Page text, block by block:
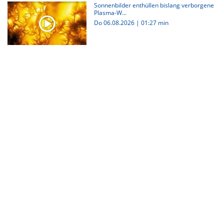
Sonnenbilder enthüllen bislang verborgene
Plasma-W...
Do 06.08.2026 | 01:27 min